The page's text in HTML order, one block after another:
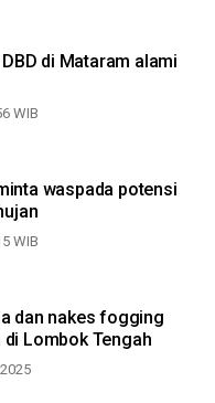
di Mataram alami
WIB
waspada potensi
WIB
dan nakes fogging
Lombok Tengah